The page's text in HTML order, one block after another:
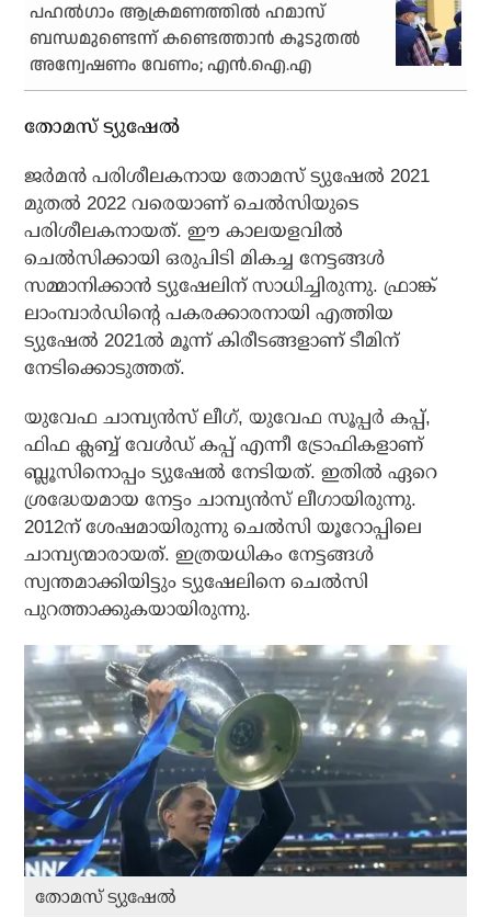
പഹല്‍ഗാം ആക്രമണത്തില്‍ ഹമാസ്
ബന്ധമുണ്ടെന്ന് കണ്ടെത്താന്‍ കൂടുതല്‍
അന്വേഷണം വേണം; എന്‍.ഐ.എ
തോമസ് ട്യുഷേല്‍
ജര്‍മന്‍ പരിശീലകനായ തോമസ് ട്യുഷേല്‍ 2021
മുതല്‍ 2022 വരെയാണ് ചെല്‍സിയുടെ
പരിശീലകനായത്. ഈ കാലയളവില്‍
ചെല്‍സിക്കായി ഒരുപിടി മികച്ച നേട്ടങ്ങള്‍
സമ്മാനിക്കാന്‍ ട്യുഷേലിന് സാധിച്ചിരുന്നു. ഫ്രാങ്ക്
ലാംമ്പാര്‍ഡിന്റെ പകരക്കാരനായി എത്തിയ
ട്യുഷേല്‍ 2021ല്‍ മൂന്ന് കിരീടങ്ങളാണ് ടീമിന്
നേടിക്കൊടുത്തത്.
യുവേഫ ചാമ്പ്യന്‍സ് ലീഗ്, യുവേഫ സൂപ്പര്‍ കപ്പ്,
ഫിഫ ക്ലബ്ബ് വേള്‍ഡ് കപ്പ് എന്നീ ട്രോഫികളാണ്
ബ്ലൂസിനൊപ്പം ട്യുഷേല്‍ നേടിയത്. ഇതില്‍ ഏറെ
ശ്രദ്ധേയമായ നേട്ടം ചാമ്പ്യന്‍സ് ലീഗായിരുന്നു.
2012ന് ശേഷമായിരുന്നു ചെല്‍സി യൂറോപ്പിലെ
ചാമ്പ്യന്മാരായത്. ഇത്രയധികം നേട്ടങ്ങള്‍
സ്വന്തമാക്കിയിട്ടും ട്യുഷേലിനെ ചെല്‍സി
പുറത്താക്കുകയായിരുന്നു.
തോമസ് ട്യുഷേല്‍